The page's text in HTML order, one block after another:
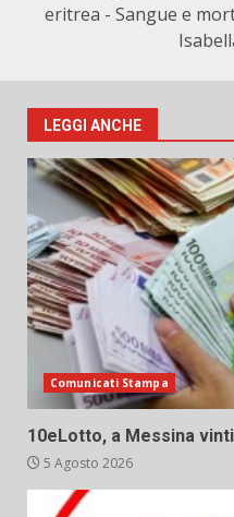
eritrea - Sangue e
LEGGI ANCHE
Comunicati Stampa
10eLotto, a Messina
5 Agosto 2026